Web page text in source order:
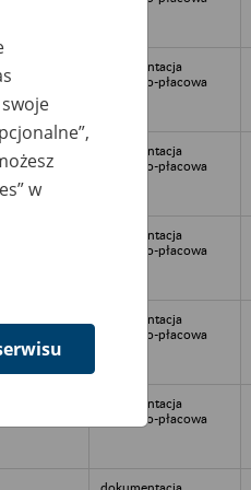
dokumentacja
osobowo-płacowa
dokumentacja
osobowo-płacowa
dokumentacja
osobowo-płacowa
dokumentacja
osobowo-płacowa
dokumentacja
osobowo-płacowa
w